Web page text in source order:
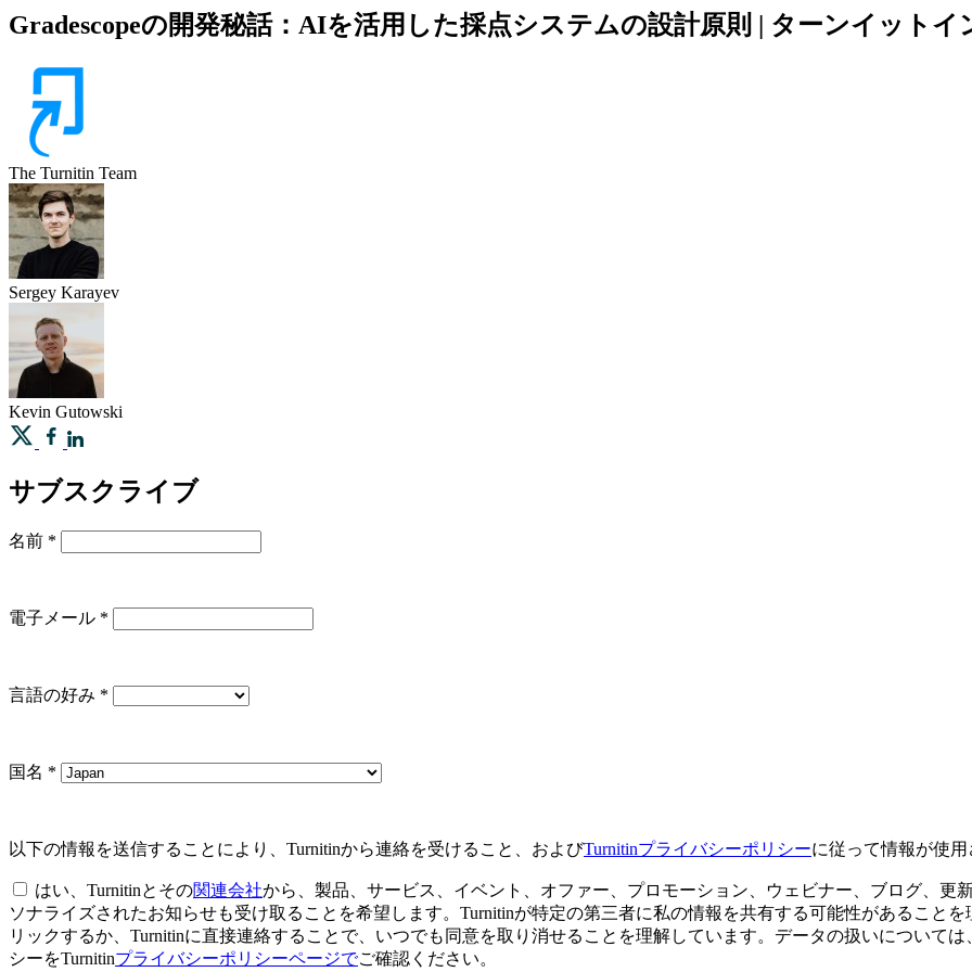
Gradescopeの開発秘話：AIを活用した採点システムの設計原則 | ターンイットイ
The Turnitin Team
Sergey Karayev
Kevin Gutowski
サブスクライブ
名前 *
電子メール *
言語の好み *
国名 *
以下の情報を送信することにより、Turnitinから連絡を受けること、およびTurnitinプライバシーポリシーに従って情報が使
はい、Turnitinとその関連会社から、製品、サービス、イベント、オファー、プロモーション、ウェビナー、ブログ、更
ソナライズされたお知らせも受け取ることを希望します。Turnitinが特定の第三者に私の情報を共有する可能性があること
リックするか、Turnitinに直接連絡することで、いつでも同意を取り消せることを理解しています。データの扱いについて
シーをTurnitinプライバシーポリシーページでご確認ください。